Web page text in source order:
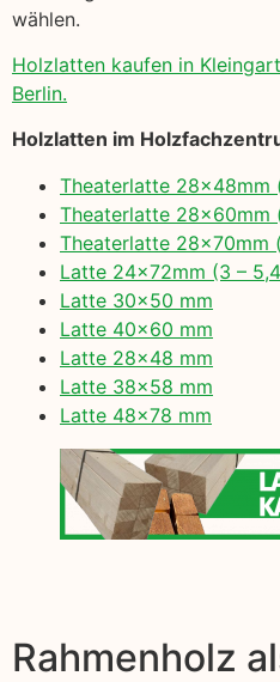
wählen.
Holzlatten kaufen in
Berlin.
Holzlatten im
Theaterlatte 28x48mm
Theaterlatte 28x60mm
Theaterlatte 28x70mm
Latte 24x72mm (3 –
Latte 30×50 mm
Latte 40×60 mm
Latte 28×48 mm
Latte 38×58 mm
Latte 48×78 mm
Rahmenholz